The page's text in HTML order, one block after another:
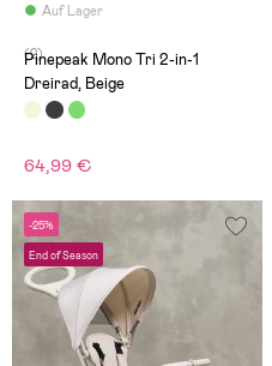
Auf Lager
(2)
Pinepeak Mono Tri 2-in-1
Dreirad, Beige
64,99 €
-25%
End of Season